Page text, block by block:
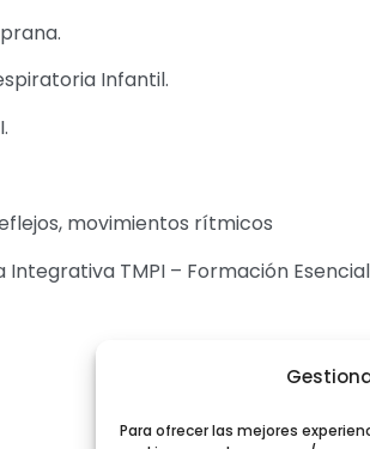
Para ofrecer las mejores
Infantil.
movimientos rítmicos
TMPI – Formación Esencial